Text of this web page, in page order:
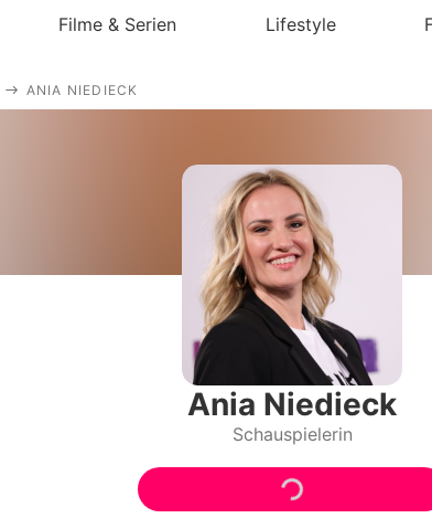
Filme & Serien
Lifestyle
Familie & Liebe
Promiflash Exklusiv
Alle Themen auf Promiflash
Jobs
App runterladen
Filme & Serien Lifestyle
ANIA NIEDIECK
Ania Niedieck
Schauspielerin